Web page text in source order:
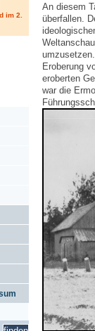
im 2.
An diesem
überfallen.
Eroberung
eroberten
war die